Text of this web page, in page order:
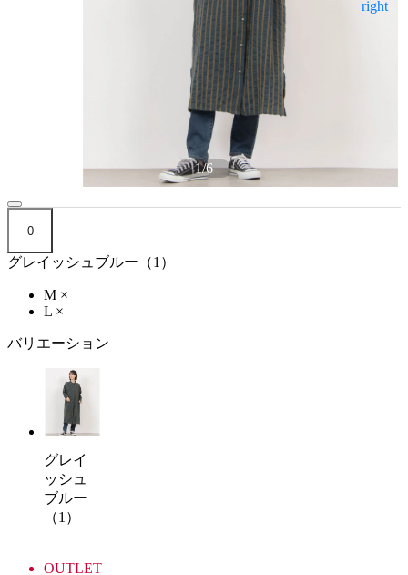
1/6
0
グレイッシュブルー（1）
M ×
L ×
バリエーション
グレイ
ッシュ
ブルー
（1）
OUTLET